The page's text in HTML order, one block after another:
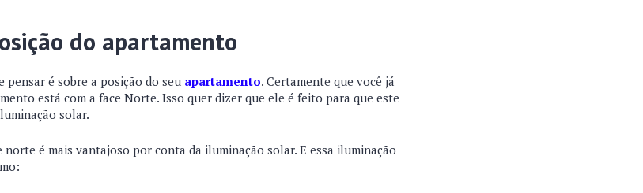
do apartamento
é sobre a posição do seu apartamento. Certamente que você já
está com a face Norte. Isso quer dizer que ele é feito para que este
solar.
norte é mais vantajoso por conta da iluminação solar. E essa iluminação